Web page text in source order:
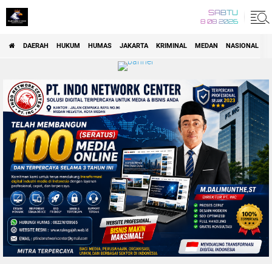
SABTU
8 08 2026
DAERAH HUKUM HUMAS JAKARTA KRIMINAL MEDAN NASIONAL